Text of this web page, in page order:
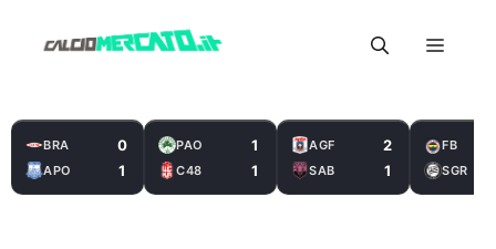
Menu
BRA 0
APO 1
PAO 1
C48 1
AGF 2
SAB 1
FB
SGR